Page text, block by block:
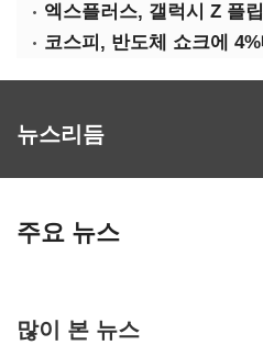
뉴스리듬
주요 뉴스
많이 본 뉴스